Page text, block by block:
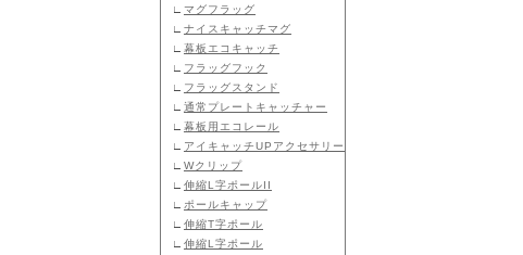
∟ マグフラッグ
∟ ナイスキャッチマグ
∟ 幕板エコキャッチ
∟ フラッグフック
∟ フラッグスタンド
∟ 通常プレートキャッチャー
∟ 幕板用エコレール
∟ アイキャッチUPアクセサリー
∟ Wクリップ
∟ 伸縮L字ポールII
∟ ポールキャップ
∟ 伸縮T字ポール
∟ 伸縮L字ポール